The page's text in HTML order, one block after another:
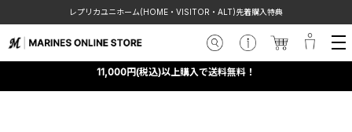
レプリカユニホーム(HOME・VISITOR・ALT)先着購入特典
11,000円(税込)以上購入で送料無料！